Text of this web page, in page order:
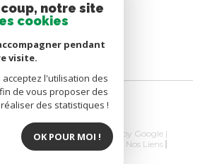
| Traduction powered by Google |
Du Site Mentions Légales
Nos Liens
notre site
cookies
pendant
visite.
l'utilisation des
de vous proposer des
des statistiques !
OK POUR MOI !